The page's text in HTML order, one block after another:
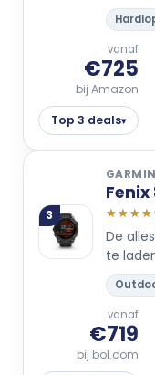
3
GARMIN
Fenix
De
te
vanaf
€719
bij bol.com
vanaf
€725
bij Amazon
Top 3 deals▾